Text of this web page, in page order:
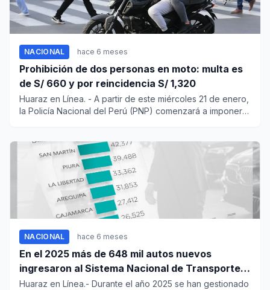
NACIONAL hace 6 meses
Prohibición de dos personas en moto: multa es
de S/ 660 y por reincidencia S/ 1,320
Huaraz en Línea. - A partir de este miércoles 21 de enero,
la Policía Nacional del Perú (PNP) comenzará a imponer
NACIONAL hace 6 meses
En el 2025 más de 648 mil autos nuevos
ingresaron al Sistema Nacional de Transporte
Terrestre
Huaraz en Línea.- Durante el año 2025 se han gestionado